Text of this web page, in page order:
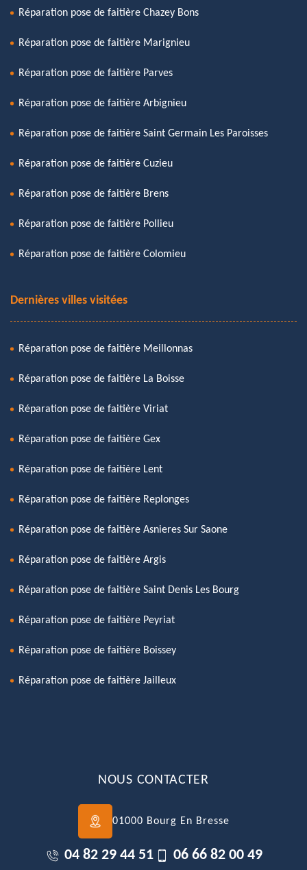
Réparation pose de faitière Chazey Bons
Réparation pose de faitière Marignieu
Réparation pose de faitière Parves
Réparation pose de faitière Arbignieu
Réparation pose de faitière Saint Germain Les Paroisses
Réparation pose de faitière Cuzieu
Réparation pose de faitière Brens
Réparation pose de faitière Pollieu
Réparation pose de faitière Colomieu
Dernières villes visitées
Réparation pose de faitière Meillonnas
Réparation pose de faitière La Boisse
Réparation pose de faitière Viriat
Réparation pose de faitière Gex
Réparation pose de faitière Lent
Réparation pose de faitière Replonges
Réparation pose de faitière Asnieres Sur Saone
Réparation pose de faitière Argis
Réparation pose de faitière Saint Denis Les Bourg
Réparation pose de faitière Peyriat
Réparation pose de faitière Boissey
Réparation pose de faitière Jailleux
NOUS CONTACTER
01000 Bourg En Bresse
04 82 29 44 51 06 66 82 00 49